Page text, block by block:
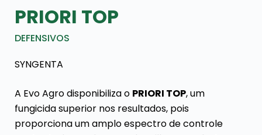
PRIORI TOP
DEFENSIVOS
SYNGENTA
A Evo Agro disponibiliza o PRIORI TOP, um
fungicida superior nos resultados, pois
proporciona um amplo espectro de controle